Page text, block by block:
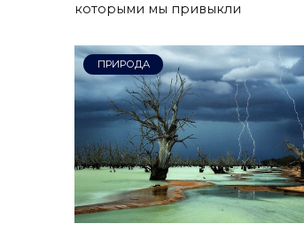
которыми мы привыкли
ПРИРОДА